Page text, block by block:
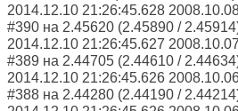
2014.12.10 21:26:45.628
#390 на 2.45620 (2.45890 /
2014.12.10 21:26:45.627
#389 на 2.44705 (2.44610 /
2014.12.10 21:26:45.626
#388 на 2.44280 (2.44190 /